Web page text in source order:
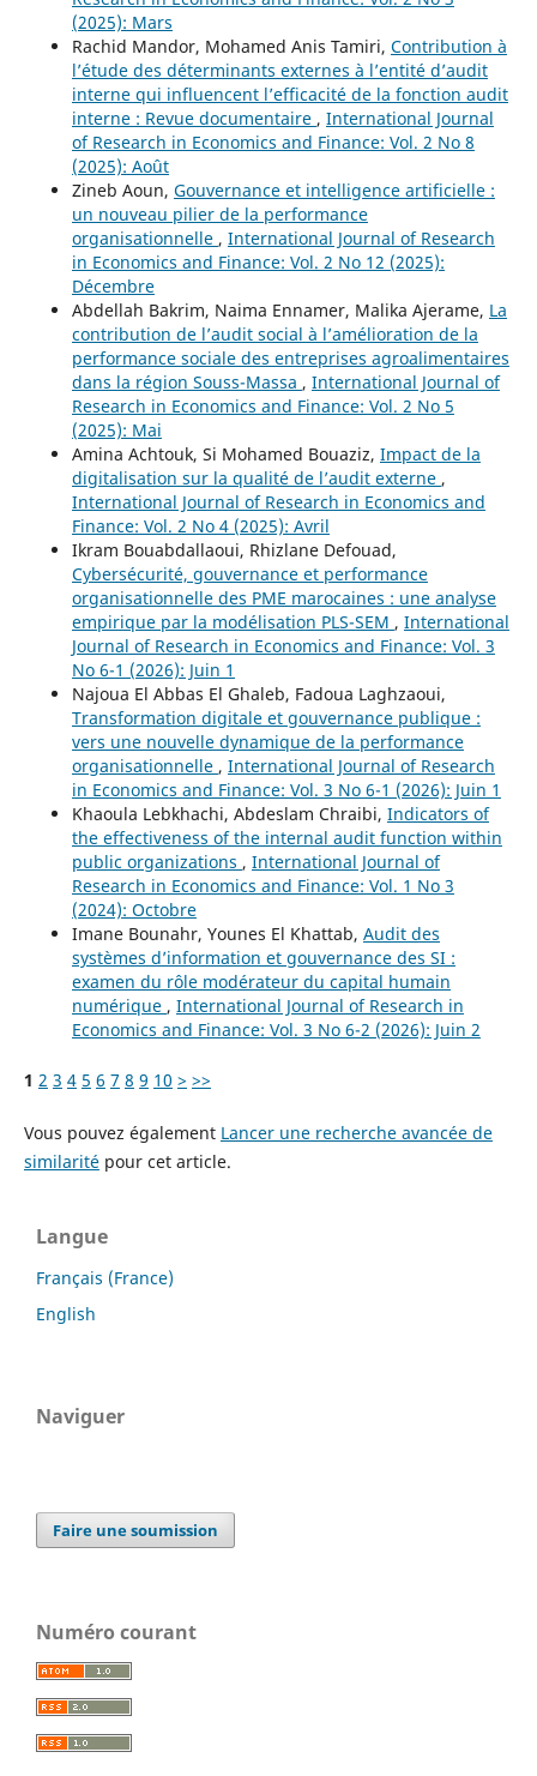
(2025): Mars
Rachid Mandor, Mohamed Anis Tamiri, Contribution à
l’étude des déterminants externes à l’entité d’audit
interne qui influencent l’efficacité de la fonction audit
interne : Revue documentaire , International Journal
of Research in Economics and Finance: Vol. 2 No 8
(2025): Août
Zineb Aoun, Gouvernance et intelligence artificielle :
un nouveau pilier de la performance
organisationnelle , International Journal of Research
in Economics and Finance: Vol. 2 No 12 (2025):
Décembre
Abdellah Bakrim, Naima Ennamer, Malika Ajerame, La
contribution de l’audit social à l’amélioration de la
performance sociale des entreprises agroalimentaires
dans la région Souss-Massa , International Journal of
Research in Economics and Finance: Vol. 2 No 5
(2025): Mai
Amina Achtouk, Si Mohamed Bouaziz, Impact de la
digitalisation sur la qualité de l’audit externe ,
International Journal of Research in Economics and
Finance: Vol. 2 No 4 (2025): Avril
Ikram Bouabdallaoui, Rhizlane Defouad,
Cybersécurité, gouvernance et performance
organisationnelle des PME marocaines : une analyse
empirique par la modélisation PLS-SEM , International
Journal of Research in Economics and Finance: Vol. 3
No 6-1 (2026): Juin 1
Najoua El Abbas El Ghaleb, Fadoua Laghzaoui,
Transformation digitale et gouvernance publique :
vers une nouvelle dynamique de la performance
organisationnelle , International Journal of Research
in Economics and Finance: Vol. 3 No 6-1 (2026): Juin 1
Khaoula Lebkhachi, Abdeslam Chraibi, Indicators of
the effectiveness of the internal audit function within
public organizations , International Journal of
Research in Economics and Finance: Vol. 1 No 3
(2024): Octobre
Imane Bounahr, Younes El Khattab, Audit des
systèmes d’information et gouvernance des SI :
examen du rôle modérateur du capital humain
numérique , International Journal of Research in
Economics and Finance: Vol. 3 No 6-2 (2026): Juin 2
1 2 3 4 5 6 7 8 9 10 > >>
Vous pouvez également Lancer une recherche avancée de
similaritépour cet article.
Langue
Français (France)
English
Naviguer
Faire une soumission
Numéro courant